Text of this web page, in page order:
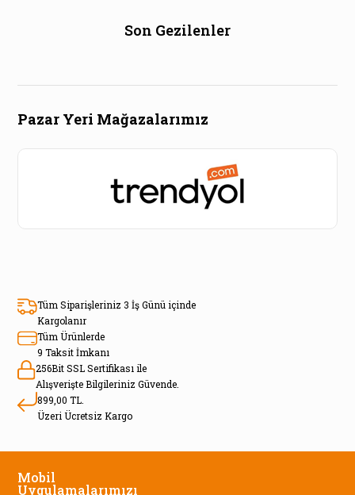
Son Gezilenler
Pazar Yeri Mağazalarımız
Tüm Siparişleriniz 3 İş Günü içinde
Kargolanır
Tüm Ürünlerde
9 Taksit İmkanı
256Bit SSL Sertifikası ile
Alışverişte Bilgileriniz Güvende.
899,00 TL.
Üzeri Ücretsiz Kargo
Mobil
Uygulamalarımızı